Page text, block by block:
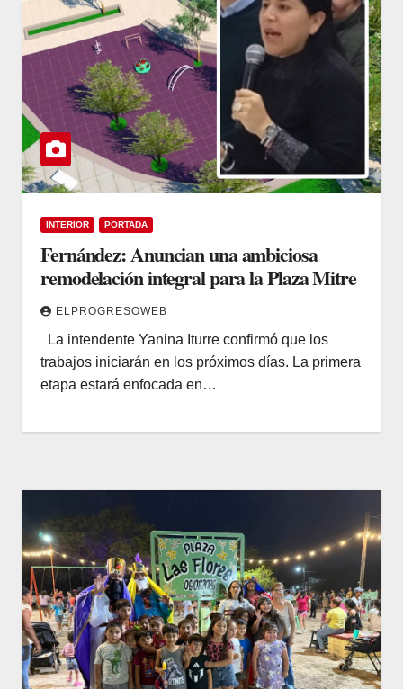
INTERIOR PORTADA
Fernández: Anuncian una ambiciosa
remodelación integral para la Plaza Mitre
ELPROGRESOWEB
La intendente Yanina Iturre confirmó que los
trabajos iniciarán en los próximos días. La primera
etapa estará enfocada en…